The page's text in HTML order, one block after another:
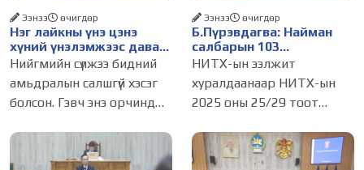
Нэг лайкны үнэ цэнэ
хүний үнэлэмжээс давах
болсон уу?
Ээнээ өчигдѳр
Нийгмийн сүлжээ бидний
амьдралын салшгүй хэсэг
болсон. Гэвч энэ орчинд
тэр ч байтугай хүний үнэ
цэнийг хүртэл лайк, шэйр,
Б.Пүрэвдагва: Найман
салбарын 103
үйлчилгээний
бүртгэлийг цуцалснаар
бизнес эрхлэхэд таатай
нөхцөл бүрдэнэ
Ээнээ өчигдѳр
НИТХ-ын ээлжит
хуралдаанаар НИТХ-ын
2025 оны 25/29 тоот
журмын зарим хэсгийг
хүчингүй болгож,